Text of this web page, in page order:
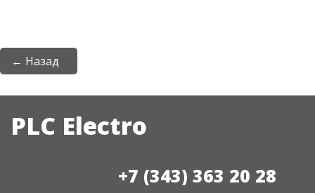
← Назад
PLC Electro
+7 (343) 363 20 28